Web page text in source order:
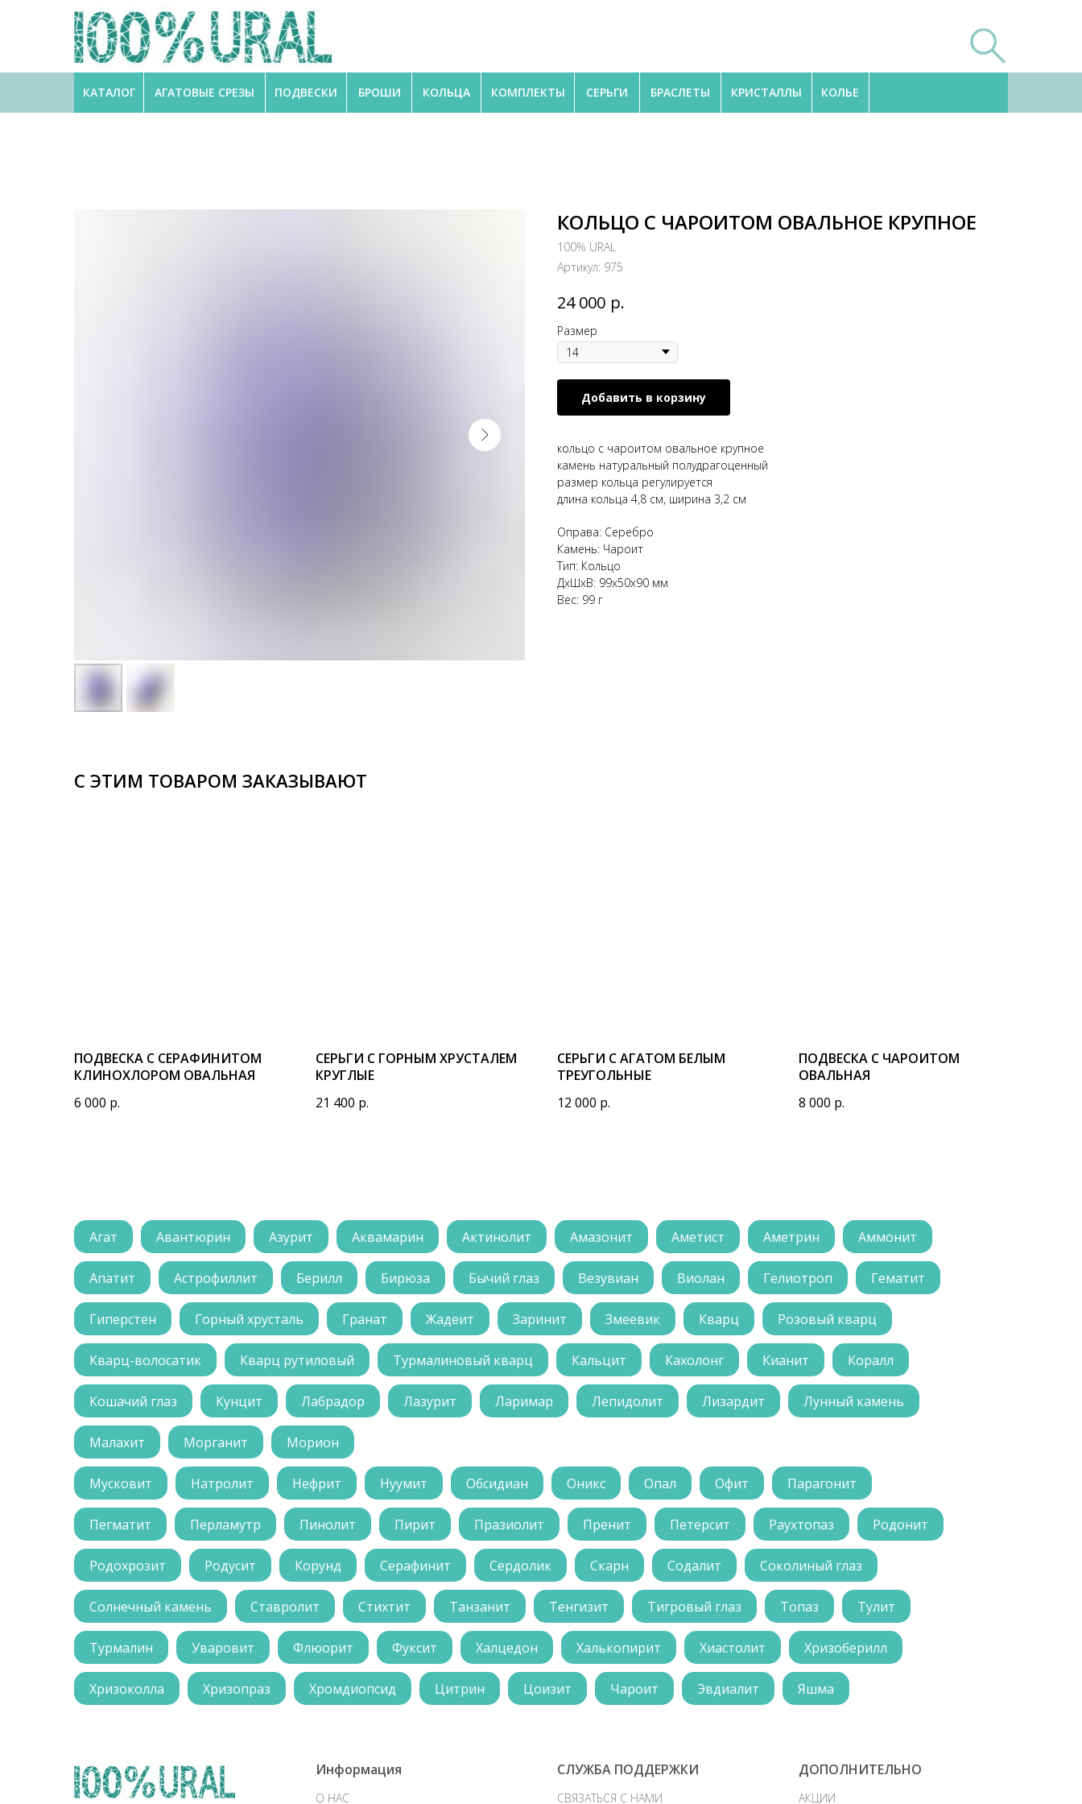
АГАТОВЫЕ СРЕЗЫ
КАТАЛОГ БРАСЛЕТЫ КОЛЬЕ
КРИСТАЛЛЫ
БРОШИ КОЛЬЦА КОМПЛЕКТЫ СЕРЬГИ
ПОДВЕСКИ
КОЛЬЦО С ЧАРОИТОМ ОВАЛЬНОЕ КРУПНОЕ
100% URAL
Артикул: 975
24 000 р.
Размер
Добавить в корзину
кольцо с чароитом овальное крупное
камень натуральный полудрагоценный
размер кольца регулируется
длина кольца 4,8 см, ширина 3,2 см
Оправа: Серебро
Камень: Чароит
Тип: Кольцо
ДxШxВ: 99x50x90 мм
Вес: 99 г
С ЭТИМ ТОВАРОМ ЗАКАЗЫВАЮТ
ПОДВЕСКА С СЕРАФИНИТОМ
КЛИНОХЛОРОМ ОВАЛЬНАЯ
6 000 р.
СЕРЬГИ С ГОРНЫМ ХРУСТАЛЕМ
КРУГЛЫЕ
21 400 р.
СЕРЬГИ С АГАТОМ БЕЛЫМ
ТРЕУГОЛЬНЫЕ
12 000 р.
ПОДВЕСКА С ЧАРОИТОМ
ОВАЛЬНАЯ
8 000 р.
Агат Авантюрин Азурит Аквамарин Актинолит Амазонит Аметист Аметрин Аммонит
Апатит Астрофиллит Берилл Бирюза Бычий глаз Везувиан Виолан Гелиотроп Гематит
Гиперстен Горный хрусталь Гранат Жадеит Заринит Змеевик Кварц Розовый кварц
Кварц-волосатик Кварц рутиловый Турмалиновый кварц Кальцит Кахолонг Кианит Коралл
Кошачий глаз Кунцит Лабрадор Лазурит Ларимар Лепидолит Лизардит Лунный камень
Малахит Морганит Морион
Мусковит Натролит Нефрит Нуумит Обсидиан Оникс Опал Офит Парагонит
Пегматит Перламутр Пинолит Пирит Празиолит Пренит Петерсит Раухтопаз Родонит
Родохрозит Родусит Корунд Серафинит Сердолик Скарн Содалит Соколиный глаз
Солнечный камень Ставролит Стихтит Танзанит Тенгизит Тигровый глаз Топаз Тулит
Турмалин Уваровит Флюорит Фуксит Халцедон Халькопирит Хиастолит Хризоберилл
Хризоколла Хризопраз Хромдиопсид Цитрин Цоизит Чароит Эвдиалит Яшма
Информация
О НАС
СЛУЖБА ПОДДЕРЖКИ
СВЯЗАТЬСЯ С НАМИ
ДОПОЛНИТЕЛЬНО
АКЦИИ